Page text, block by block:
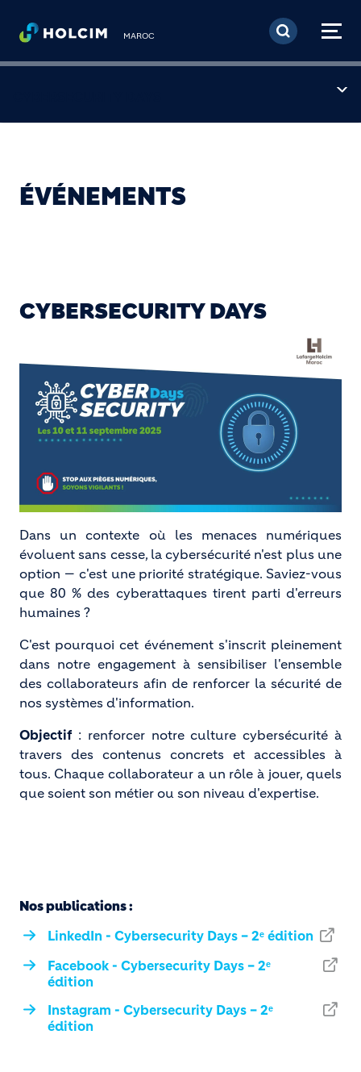
Aller au contenu
MAROC
ÉVÉNEMENTS
CYBERSECURITY DAYS
Dans un contexte où les menaces numériques
évoluent sans cesse, la cybersécurité n'est plus une
option — c'est une priorité stratégique. Saviez-vous
que 80 % des cyberattaques tirent parti d'erreurs
humaines ?
C'est pourquoi cet événement s'inscrit pleinement
dans notre engagement à sensibiliser l'ensemble
des collaborateurs afin de renforcer la sécurité de
nos systèmes d'information.
Objectif : renforcer notre culture cybersécurité à
travers des contenus concrets et accessibles à
tous. Chaque collaborateur a un rôle à jouer, quels
que soient son métier ou son niveau d'expertise.
Nos publications :
LinkedIn - Cybersecurity Days – 2ᵉ édition
Facebook - Cybersecurity Days – 2ᵉ
édition
Instagram - Cybersecurity Days – 2ᵉ
édition